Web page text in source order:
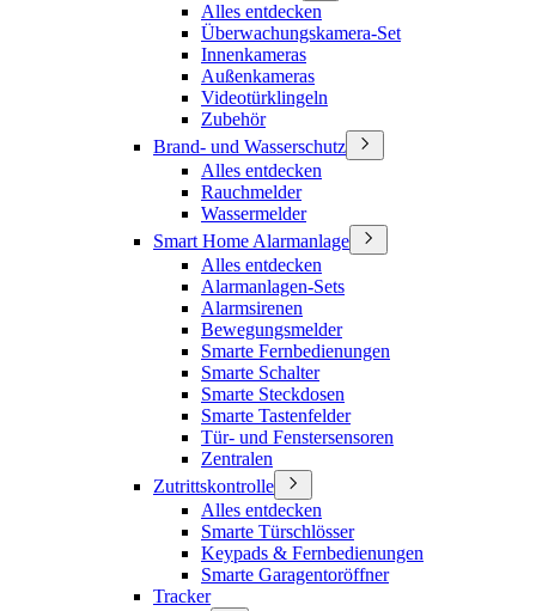
Alles entdecken
Überwachungskamera-Set
Innenkameras
Außenkameras
Videotürklingeln
Zubehör
Brand- und Wasserschutz
Alles entdecken
Rauchmelder
Wassermelder
Smart Home Alarmanlage
Alles entdecken
Alarmanlagen-Sets
Alarmsirenen
Bewegungsmelder
Smarte Fernbedienungen
Smarte Schalter
Smarte Steckdosen
Smarte Tastenfelder
Tür- und Fenstersensoren
Zentralen
Zutrittskontrolle
Alles entdecken
Smarte Türschlösser
Keypads & Fernbedienungen
Smarte Garagentoröffner
Tracker